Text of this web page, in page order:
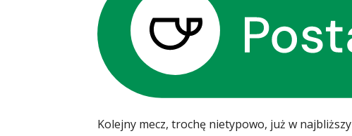
Kolejny mecz, trochę nietypowo, już w najbliższy